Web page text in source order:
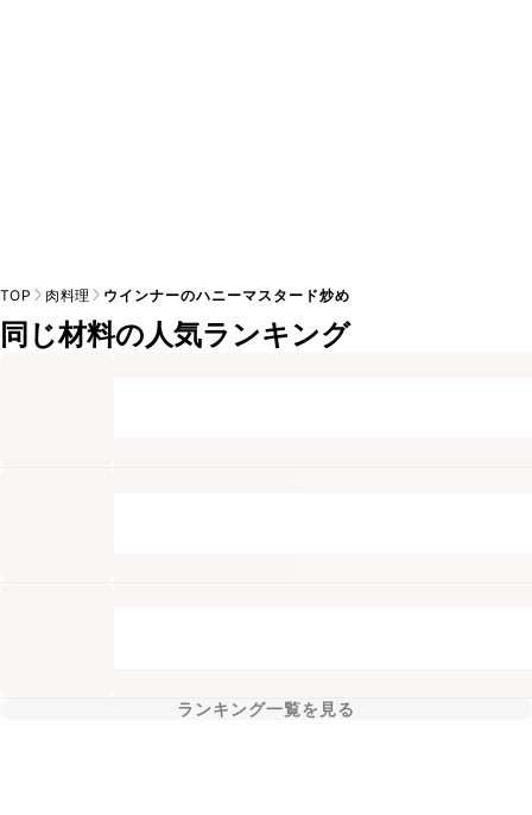
TOP 肉料理 ウインナーのハニーマスタード炒め
同じ材料の人気ランキング
ランキング一覧を見る